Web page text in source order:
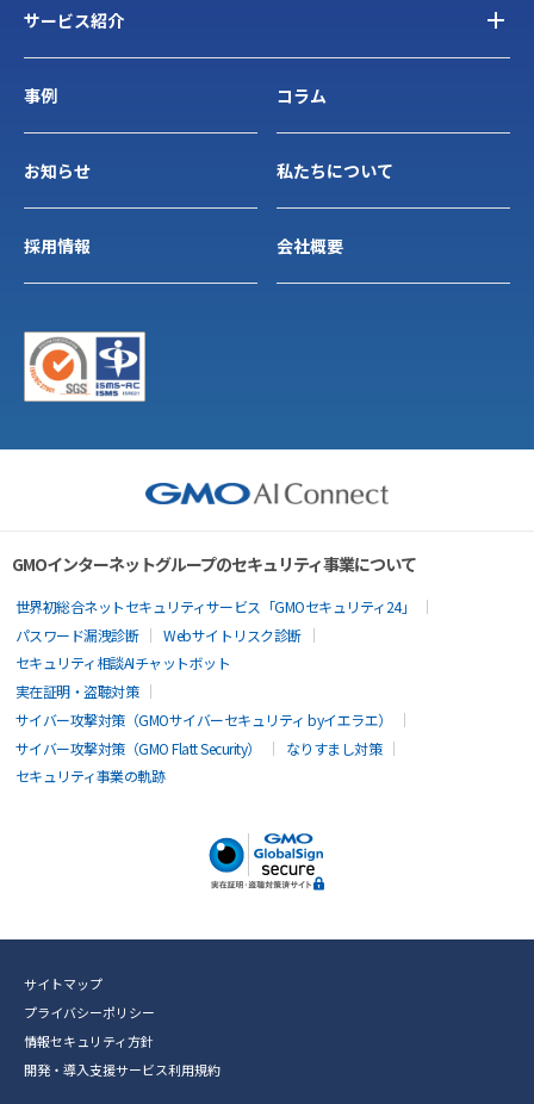
サービス紹介
事例 コラム
お知らせ 私たちについて
採用情報 会社概要
GMOインターネットグループのセキュリティ事業について
世界初総合ネットセキュリティサービス「GMOセキュリティ24」
パスワード漏洩診断
Webサイトリスク診断
セキュリティ相談AIチャットボット
実在証明・盗聴対策
サイバー攻撃対策（GMOサイバーセキュリティ byイエラエ）
サイバー攻撃対策（GMO Flatt Security）
なりすまし対策
セキュリティ事業の軌跡
サイトマップ
プライバシーポリシー
情報セキュリティ方針
開発・導入支援サービス利用規約